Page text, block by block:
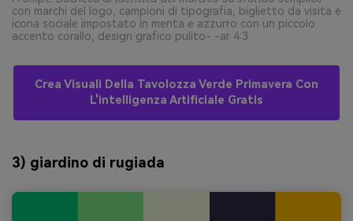
con marchi del logo, campioni di tipografia, biglietto da visita e
icona sociale impostato in menta e azzurro con un piccolo
accento corallo, design grafico pulito- -ar 4:3
Crea Visuali Della Tavolozza Verde Primavera Con
L'intelligenza Artificiale Gratis
3) giardino di rugiada